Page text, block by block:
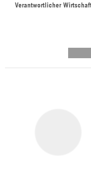
Verantwortlicher